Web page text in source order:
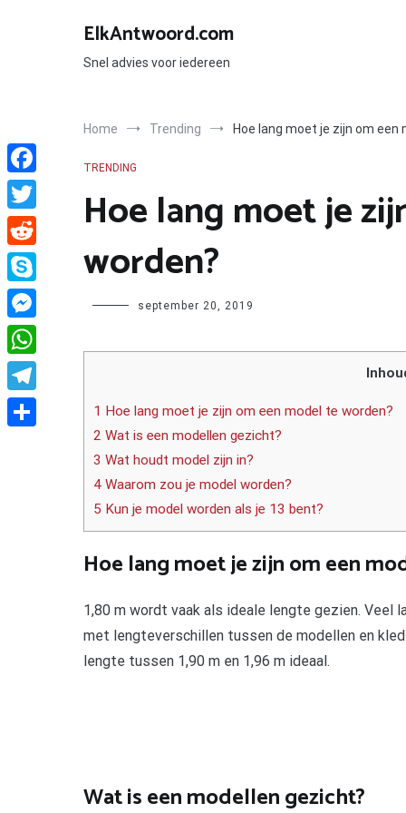
ElkAntwoord.com
Snel advies voor iedereen
Home Trending Hoe lang moet je zijn om een
TRENDING
Hoe lang moet je
worden?
Author september 20, 2019
1 Hoe lang moet je zijn om een model te worden?
2 Wat is een modellen gezicht?
3 Wat houdt model zijn in?
4 Waarom zou je model worden?
5 Kun je model worden als je 13 bent?
Hoe lang moet je zijn om een
1,80 m wordt vaak als ideale lengte gezien. Veel
met lengteverschillen tussen de modellen en
lengte tussen 1,90 m en 1,96 m ideaal.
Wat is een modellen gezicht?
Facebook
Twitter
Reddit
Skype
Messenger
WhatsApp
Telegram